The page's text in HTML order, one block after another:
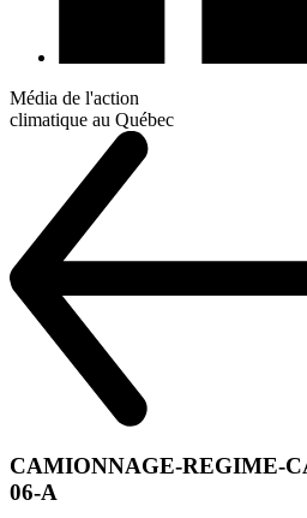
Média de l'action
climatique au Québec
CAMIONNAGE-REGIME-
06-A